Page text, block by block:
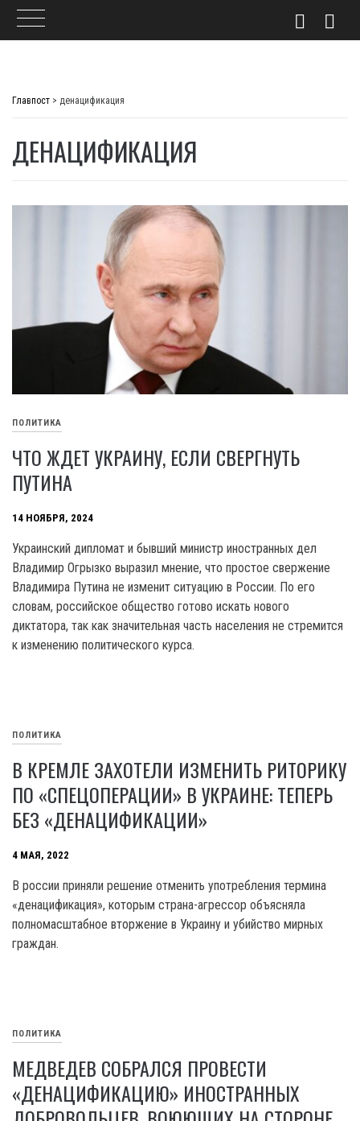
Главпост > денацификация
ДЕНАЦИФИКАЦИЯ
ПОЛИТИКА
ЧТО ЖДЕТ УКРАИНУ, ЕСЛИ СВЕРГНУТЬ
ПУТИНА
14 НОЯБРЯ, 2024
Украинский дипломат и бывший министр иностранных дел
Владимир Огрызко выразил мнение, что простое свержение
Владимира Путина не изменит ситуацию в России. По его
словам, российское общество готово искать нового
диктатора, так как значительная часть населения не стремится
к изменению политического курса.
ПОЛИТИКА
В КРЕМЛЕ ЗАХОТЕЛИ ИЗМЕНИТЬ РИТОРИКУ
ПО «СПЕЦОПЕРАЦИИ» В УКРАИНЕ: ТЕПЕРЬ
БЕЗ «ДЕНАЦИФИКАЦИИ»
4 МАЯ, 2022
В россии приняли решение отменить употребления термина
«денацификация», которым страна-агрессор объясняла
полномасштабное вторжение в Украину и убийство мирных
граждан.
ПОЛИТИКА
МЕДВЕДЕВ СОБРАЛСЯ ПРОВЕСТИ
«ДЕНАЦИФИКАЦИЮ» ИНОСТРАННЫХ